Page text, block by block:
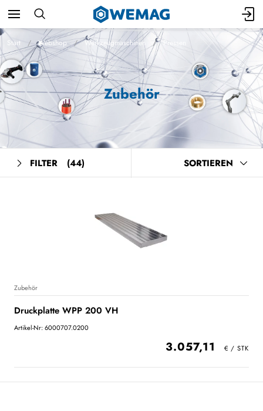
Start Webshop Werkzeugmaschinen Pressen
Zubehör
FILTER (44) SORTIEREN
Zubehör
Druckplatte WPP 200 VH
Artikel-Nr: 6000707.0200
3.057,11